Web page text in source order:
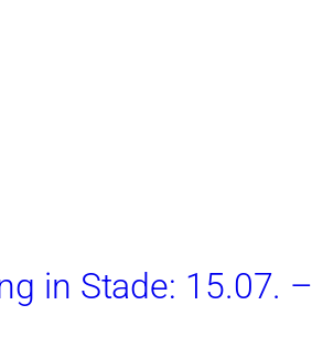
in Stade: 15.07. –